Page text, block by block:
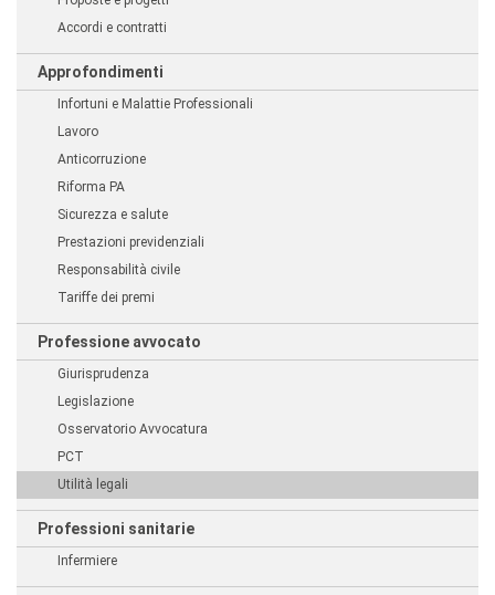
Accordi e contratti
Approfondimenti
Infortuni e Malattie Professionali
Lavoro
Anticorruzione
Riforma PA
Sicurezza e salute
Prestazioni previdenziali
Responsabilità civile
Tariffe dei premi
Professione avvocato
Giurisprudenza
Legislazione
Osservatorio Avvocatura
PCT
Utilità legali
Professioni sanitarie
Infermiere